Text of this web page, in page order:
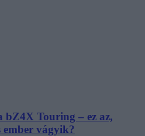
bZ4X Touring – ez az,
ember vágyik?